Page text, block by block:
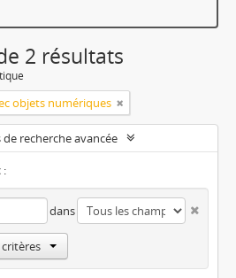
2 résultats
objets numériques
recherche avancée
:
dans